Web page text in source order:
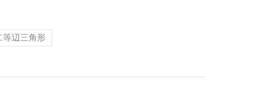
等辺三角形